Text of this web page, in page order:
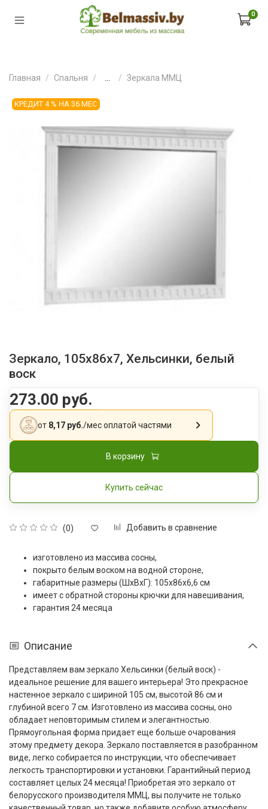
0
Главная Спальня Зеркала ММЦ
КРЕДИТ 4 % НА 36 МЕС
Зеркало, 105x86x7, Хельсинки, белый
воск
(0) Добавить в сравнение
273.00 руб.
от 8,17 руб./месоплатой частями
В корзину
Купить сейчас
изготовлено из массива сосны,
покрыто белым воском на водной стороне,
габаритные размеры (ШxВxГ): 105x86x6,6 см
имеет с обратной стороны крючки для навешивания,
гарантия 24 месяца
Описание
Представляем вам зеркало Хельсинки (белый воск) -
идеальное решение для вашего интерьера! Это прекрасное
настенное зеркало с шириной 105 см, высотой 86 см и
глубиной всего 7 см. Изготовлено из массива сосны, оно
обладает неповторимым стилем и элегантностью.
Прямоугольная форма придает еще больше очарования
этому предмету декора. Зеркало поставляется в разобранном
виде, легко собирается по инструкции, что обеспечивает
легкость транспортировки и установки. Гарантийный период
составляет целых 24 месяца! Приобретая это зеркало от
белорусского производителя ММЦ, вы получите не только